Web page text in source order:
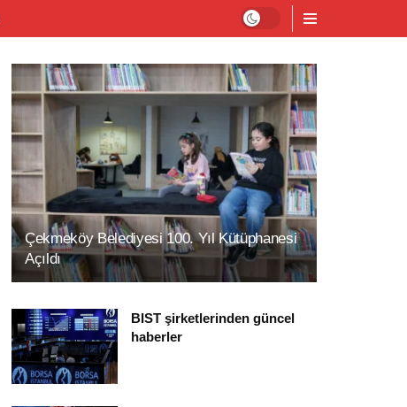
Çekmeköy Belediyesi 100. Yıl Kütüphanesi
Açıldı
BIST şirketlerinden güncel
haberler